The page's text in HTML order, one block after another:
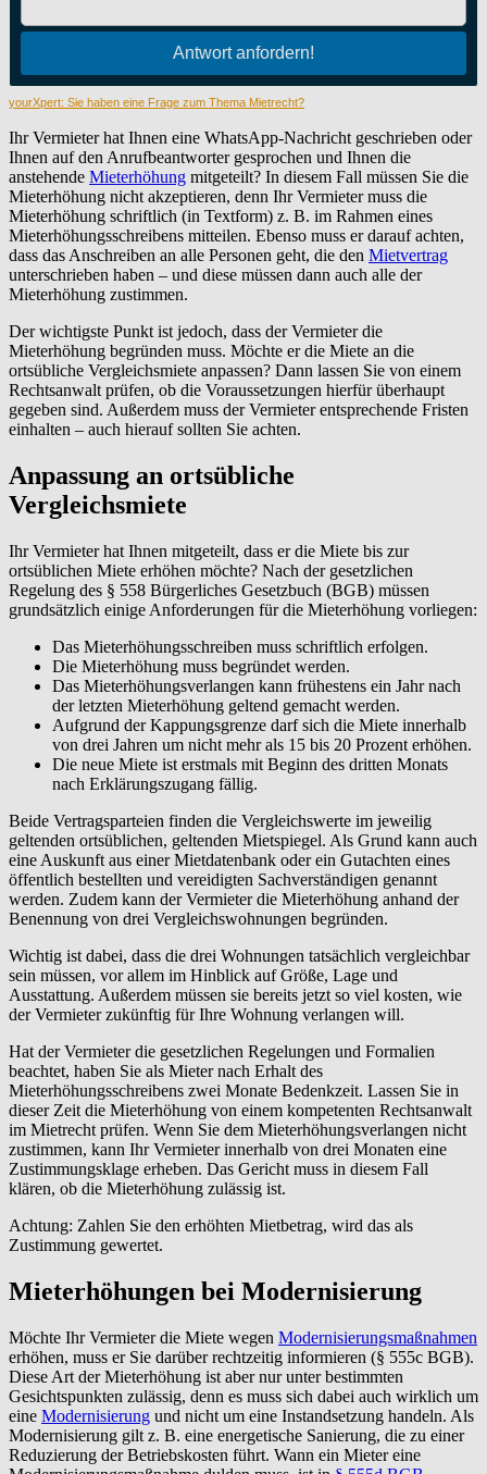
yourXpert: Sie haben eine Frage zum Thema Mietrecht?
Ihr Vermieter hat Ihnen eine WhatsApp-Nachricht geschrieben oder
Ihnen auf den Anrufbeantworter gesprochen und Ihnen die
anstehende Mieterhöhung mitgeteilt? In diesem Fall müssen Sie die
Mieterhöhung nicht akzeptieren, denn Ihr Vermieter muss die
Mieterhöhung schriftlich (in Textform) z. B. im Rahmen eines
Mieterhöhungsschreibens mitteilen. Ebenso muss er darauf achten,
dass das Anschreiben an alle Personen geht, die den Mietvertrag
unterschrieben haben – und diese müssen dann auch alle der
Mieterhöhung zustimmen.
Der wichtigste Punkt ist jedoch, dass der Vermieter die
Mieterhöhung begründen muss. Möchte er die Miete an die
ortsübliche Vergleichsmiete anpassen? Dann lassen Sie von einem
Rechtsanwalt prüfen, ob die Voraussetzungen hierfür überhaupt
gegeben sind. Außerdem muss der Vermieter entsprechende Fristen
einhalten – auch hierauf sollten Sie achten.
Anpassung an ortsübliche
Vergleichsmiete
Ihr Vermieter hat Ihnen mitgeteilt, dass er die Miete bis zur
ortsüblichen Miete erhöhen möchte? Nach der gesetzlichen
Regelung des § 558 Bürgerliches Gesetzbuch (BGB) müssen
grundsätzlich einige Anforderungen für die Mieterhöhung vorliegen:
Das Mieterhöhungsschreiben muss schriftlich erfolgen.
Die Mieterhöhung muss begründet werden.
Das Mieterhöhungsverlangen kann frühestens ein Jahr nach
der letzten Mieterhöhung geltend gemacht werden.
Aufgrund der Kappungsgrenze darf sich die Miete innerhalb
von drei Jahren um nicht mehr als 15 bis 20 Prozent erhöhen.
Die neue Miete ist erstmals mit Beginn des dritten Monats
nach Erklärungszugang fällig.
Beide Vertragsparteien finden die Vergleichswerte im jeweilig
geltenden ortsüblichen, geltenden Mietspiegel. Als Grund kann auch
eine Auskunft aus einer Mietdatenbank oder ein Gutachten eines
öffentlich bestellten und vereidigten Sachverständigen genannt
werden. Zudem kann der Vermieter die Mieterhöhung anhand der
Benennung von drei Vergleichswohnungen begründen.
Wichtig ist dabei, dass die drei Wohnungen tatsächlich vergleichbar
sein müssen, vor allem im Hinblick auf Größe, Lage und
Ausstattung. Außerdem müssen sie bereits jetzt so viel kosten, wie
der Vermieter zukünftig für Ihre Wohnung verlangen will.
Hat der Vermieter die gesetzlichen Regelungen und Formalien
beachtet, haben Sie als Mieter nach Erhalt des
Mieterhöhungsschreibens zwei Monate Bedenkzeit. Lassen Sie in
dieser Zeit die Mieterhöhung von einem kompetenten Rechtsanwalt
im Mietrecht prüfen. Wenn Sie dem Mieterhöhungsverlangen nicht
zustimmen, kann Ihr Vermieter innerhalb von drei Monaten eine
Zustimmungsklage erheben. Das Gericht muss in diesem Fall
klären, ob die Mieterhöhung zulässig ist.
Achtung: Zahlen Sie den erhöhten Mietbetrag, wird das als
Zustimmung gewertet.
Mieterhöhungen bei Modernisierung
Möchte Ihr Vermieter die Miete wegen Modernisierungsmaßnahmen
erhöhen, muss er Sie darüber rechtzeitig informieren (§ 555c BGB).
Diese Art der Mieterhöhung ist aber nur unter bestimmten
Gesichtspunkten zulässig, denn es muss sich dabei auch wirklich um
eine Modernisierung und nicht um eine Instandsetzung handeln. Als
Modernisierung gilt z. B. eine energetische Sanierung, die zu einer
Reduzierung der Betriebskosten führt. Wann ein Mieter eine